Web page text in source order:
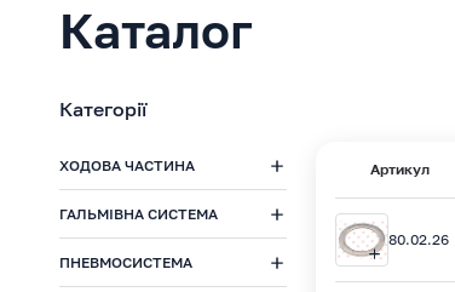
Каталог
Категорії
ХОДОВА ЧАСТИНА
ГАЛЬМІВНА СИСТЕМА
ПНЕВМОСИСТЕМА
Артикул
80.02.26